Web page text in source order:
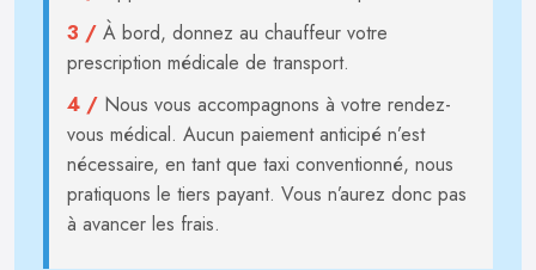
3 / À bord, donnez au chauffeur votre
prescription médicale de transport.
4 / Nous vous accompagnons à votre rendez-
vous médical. Aucun paiement anticipé n’est
nécessaire, en tant que taxi conventionné, nous
pratiquons le tiers payant. Vous n’aurez donc pas
à avancer les frais.